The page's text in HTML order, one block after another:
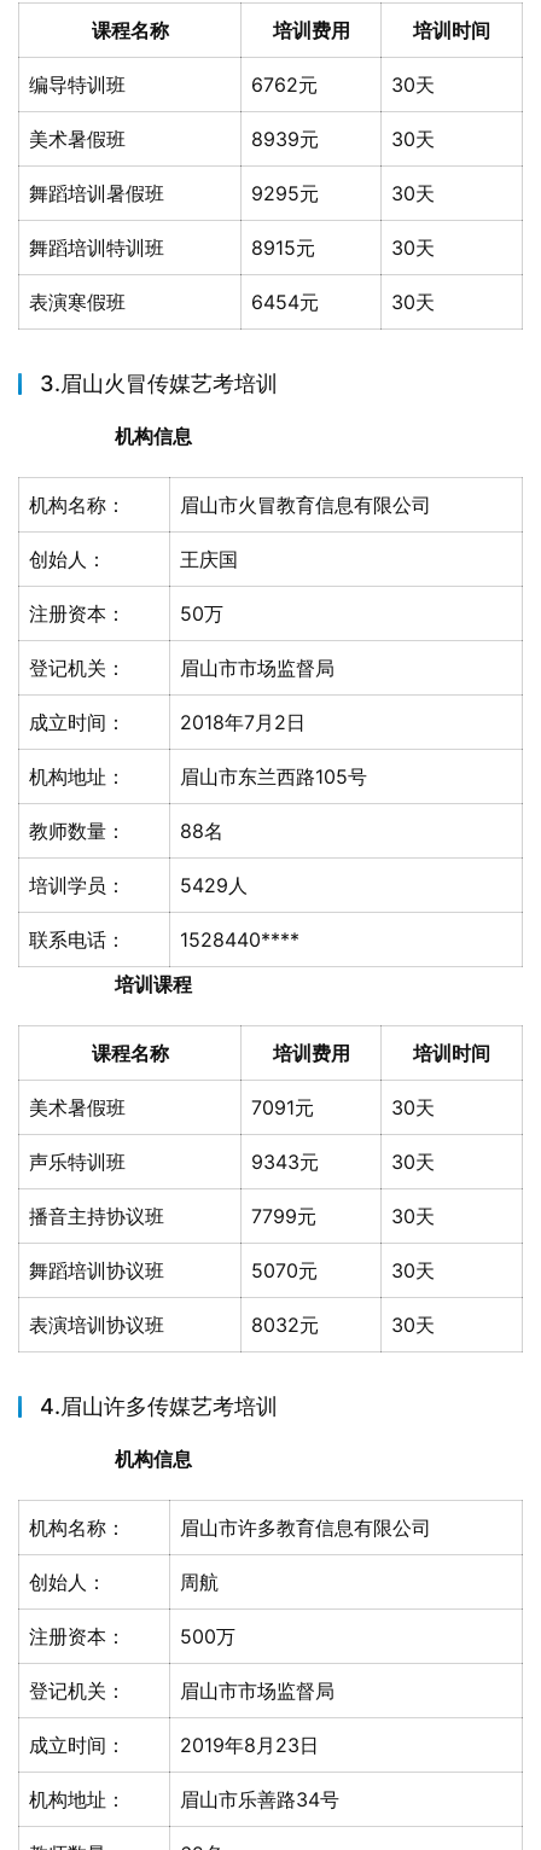
课程名称 培训费用 培训时间
编导特训班 6762元 30天
美术暑假班 8939元 30天
舞蹈培训暑假班 9295元 30天
舞蹈培训特训班 8915元 30天
表演寒假班 6454元 30天
3.眉山火冒传媒艺考培训
机构信息
机构名称： 眉山市火冒教育信息有限公司
创始人： 王庆国
注册资本： 50万
登记机关： 眉山市市场监督局
成立时间： 2018年7月2日
机构地址： 眉山市东兰西路105号
教师数量： 88名
培训学员： 5429人
联系电话：
1528440****
培训课程
课程名称 培训费用 培训时间
美术暑假班 7091元 30天
声乐特训班 9343元 30天
播音主持协议班 7799元 30天
舞蹈培训协议班 5070元 30天
表演培训协议班 8032元 30天
4.眉山许多传媒艺考培训
机构信息
机构名称： 眉山市许多教育信息有限公司
创始人： 周航
注册资本： 500万
登记机关： 眉山市市场监督局
成立时间： 2019年8月23日
机构地址： 眉山市乐善路34号